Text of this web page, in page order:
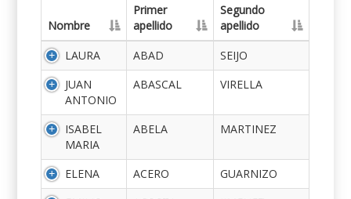
Nombre
Primer
apellido
Segundo
apellido
LAURA
ABAD
SEIJO
JUAN
ANTONIO
ABASCAL VIRELLA
ISABEL
MARIA
ABELA MARTINEZ
ELENA ACERO
GUARNIZO